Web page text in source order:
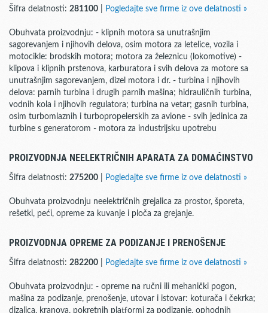
Šifra delatnosti: 281100 Pogledajte sve firme iz ove delatnosti »
Obuhvata proizvodnju: - klipnih motora sa unutrašnjim
sagorevanjem i njihovih delova, osim motora za letelice, vozila i
motocikle: brodskih motora; motora za železnicu (lokomotive) -
klipova i klipnih prstenova, karburatora i svih delova za motore sa
unutrašnjim sagorevanjem, dizel motora i dr. - turbina i njihovih
delova: parnih turbina i drugih parnih mašina; hidrauličnih turbina,
vodnih kola i njihovih regulatora; turbina na vetar; gasnih turbina,
osim turbomlaznih i turbopropelerskih za avione - svih jedinica za
turbine s generatorom - motora za industrijsku upotrebu
PROIZVODNJA NEELEKTRIČNIH APARATA ZA DOMAĆINSTVO
Šifra delatnosti: 275200 Pogledajte sve firme iz ove delatnosti »
Obuhvata proizvodnju neelektričnih grejalica za prostor, šporeta,
rešetki, peći, opreme za kuvanje i ploča za grejanje.
PROIZVODNJA OPREME ZA PODIZANJE I PRENOŠENJE
Šifra delatnosti: 282200 Pogledajte sve firme iz ove delatnosti »
Obuhvata proizvodnju: - opreme na ručni ili mehanički pogon,
mašina za podizanje, prenošenje, utovar i istovar: koturača i čekrka;
dizalica, kranova, pokretnih platformi za podizanje, ophodnih